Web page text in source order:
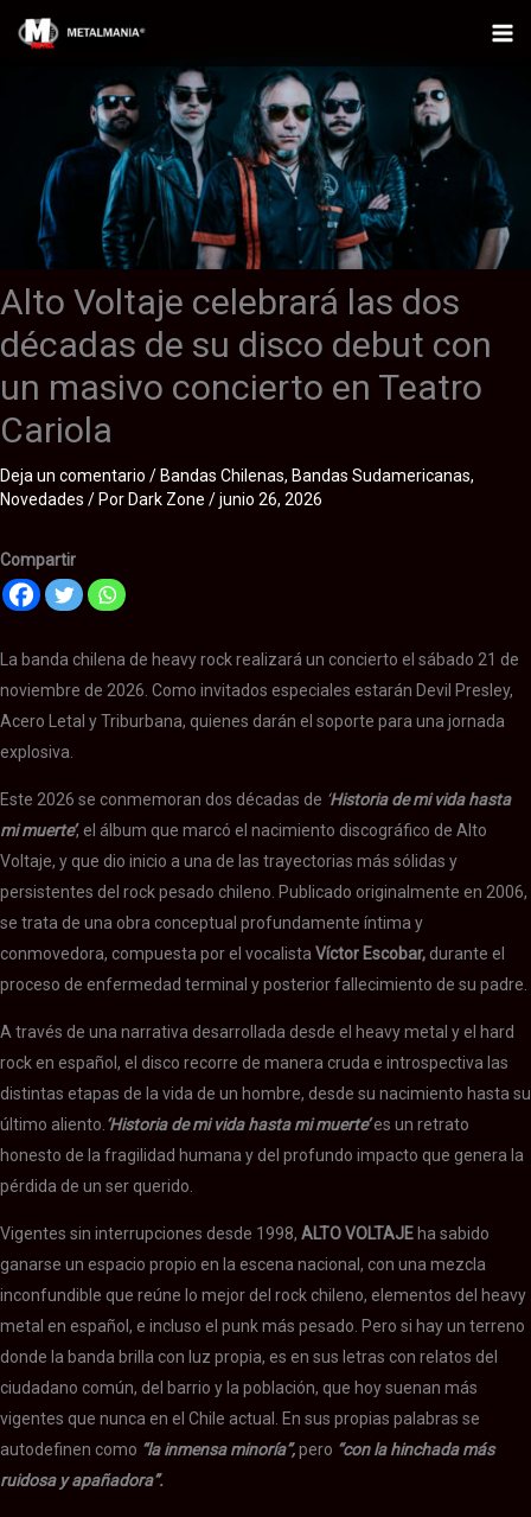
Alto Voltaje celebrará las dos
décadas de su disco debut con
un masivo concierto en Teatro
Cariola
Deja un comentario / Bandas Chilenas, Bandas Sudamericanas,
Novedades / Por Dark Zone /junio 26, 2026
Compartir
La banda chilena de heavy rock realizará un concierto el sábado 21 de
noviembre de 2026. Como invitados especiales estarán Devil Presley,
Acero Letal y Triburbana, quienes darán el soporte para una jornada
explosiva.
Este 2026 se conmemoran dos décadas de ‘Historia de mi vida hasta
mi muerte’, el álbum que marcó el nacimiento discográfico de Alto
Voltaje, y que dio inicio a una de las trayectorias más sólidas y
persistentes del rock pesado chileno. Publicado originalmente en 2006,
se trata de una obra conceptual profundamente íntima y
conmovedora, compuesta por el vocalista Víctor Escobar, durante el
proceso de enfermedad terminal y posterior fallecimiento de su padre.
A través de una narrativa desarrollada desde el heavy metal y el hard
rock en español, el disco recorre de manera cruda e introspectiva las
distintas etapas de la vida de un hombre, desde su nacimiento hasta su
último aliento. ‘Historia de mi vida hasta mi muerte’es un retrato
honesto de la fragilidad humana y del profundo impacto que genera la
pérdida de un ser querido.
Vigentes sin interrupciones desde 1998, ALTO VOLTAJE ha sabido
ganarse un espacio propio en la escena nacional, con una mezcla
inconfundible que reúne lo mejor del rock chileno, elementos del heavy
metal en español, e incluso el punk más pesado. Pero si hay un terreno
donde la banda brilla con luz propia, es en sus letras con relatos del
ciudadano común, del barrio y la población, que hoy suenan más
vigentes que nunca en el Chile actual. En sus propias palabras se
autodefinen como “la inmensa minoría”,pero “con la hinchada más
ruidosa y apañadora”.